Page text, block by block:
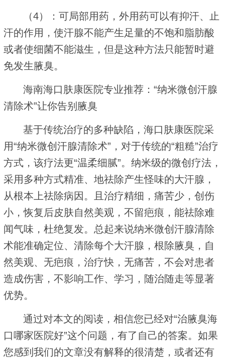
（4）：可局部用药，外用药可以有抑汗、止
汗的作用，使汗腺不能产生足量的不饱和脂肪酸
或者使细菌不能滋生，但是这种方法只能暂时避
免发生腋臭。
海南海口肤康医院专业推荐：“纳米微创汗腺
清除术”让你告别腋臭
基于传统治疗的多种缺陷，海口肤康医院采
用“纳米微创汗腺清除术”，对于传统的“粗糙”治疗
方式，该疗法更“温柔细腻”。纳米级的微创疗法，
采用多种方式精准、地祛除产生怪味的大汗腺，
从根本上祛除病因。且治疗精细，痛苦少，创伤
小，恢复后皮肤自然美观，不留疤痕，能祛除难
闻气味，杜绝复发。总起来说纳米微创汗腺清除
术能准确定位、清除每个大汗腺，根除腋臭，自
然美观、无疤痕，治疗快，无痛苦，不会对患者
造成伤害，不影响工作、学习，随治随走等显著
优势。
通过对本文的阅读，相信您已经对“治腋臭海
口哪家医院好”这个问题，有了自己的答案。如果
您感到我们的文章没有解释的很清楚，或者还有